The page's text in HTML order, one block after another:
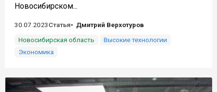
Новосибирском...
30.07.2023Статья
Дмитрий Верхотуров
Новосибирская область
Высокие технологии
Экономика